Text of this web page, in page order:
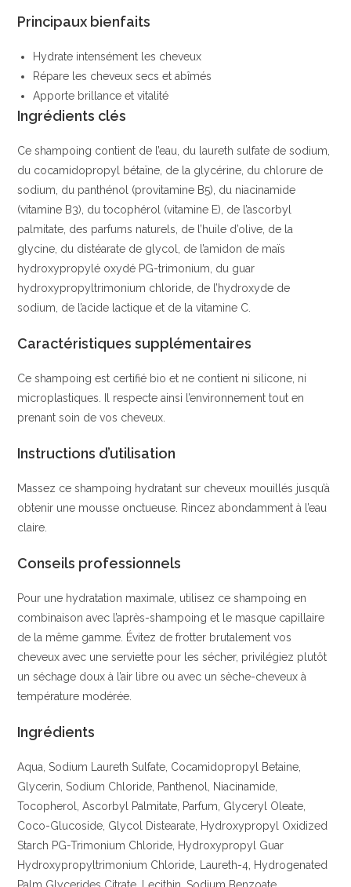
Principaux bienfaits
Hydrate intensément les cheveux
Répare les cheveux secs et abîmés
Apporte brillance et vitalité
Ingrédients clés
Ce shampoing contient de l’eau, du laureth sulfate de sodium,
du cocamidopropyl bétaïne, de la glycérine, du chlorure de
sodium, du panthénol (provitamine B5), du niacinamide
(vitamine B3), du tocophérol (vitamine E), de l’ascorbyl
palmitate, des parfums naturels, de l’huile d’olive, de la
glycine, du distéarate de glycol, de l’amidon de maïs
hydroxypropylé oxydé PG-trimonium, du guar
hydroxypropyltrimonium chloride, de l’hydroxyde de
sodium, de l’acide lactique et de la vitamine C.
Caractéristiques supplémentaires
Ce shampoing est certifié bio et ne contient ni silicone, ni
microplastiques. Il respecte ainsi l’environnement tout en
prenant soin de vos cheveux.
Instructions d’utilisation
Massez ce shampoing hydratant sur cheveux mouillés jusqu’à
obtenir une mousse onctueuse. Rincez abondamment à l’eau
claire.
Conseils professionnels
Pour une hydratation maximale, utilisez ce shampoing en
combinaison avec l’après-shampoing et le masque capillaire
de la même gamme. Évitez de frotter brutalement vos
cheveux avec une serviette pour les sécher, privilégiez plutôt
un séchage doux à l’air libre ou avec un sèche-cheveux à
température modérée.
Ingrédients
Aqua, Sodium Laureth Sulfate, Cocamidopropyl Betaine,
Glycerin, Sodium Chloride, Panthenol, Niacinamide,
Tocopherol, Ascorbyl Palmitate, Parfum, Glyceryl Oleate,
Coco-Glucoside, Glycol Distearate, Hydroxypropyl Oxidized
Starch PG-Trimonium Chloride, Hydroxypropyl Guar
Hydroxypropyltrimonium Chloride, Laureth-4, Hydrogenated